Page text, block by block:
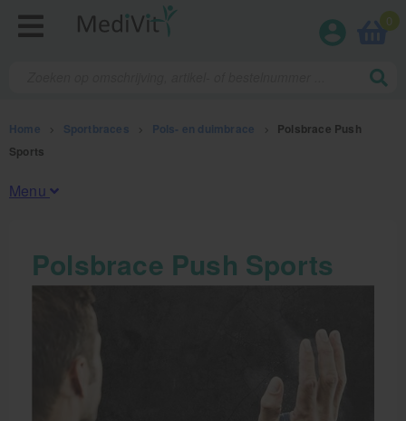
0
Home Sportbraces Pols- en duimbrace
Polsbrace Push
Sports
Menu
Fysiotherapieproducten
Verbruiksmaterialen
Sportbraces
Polsbrace Push Sports